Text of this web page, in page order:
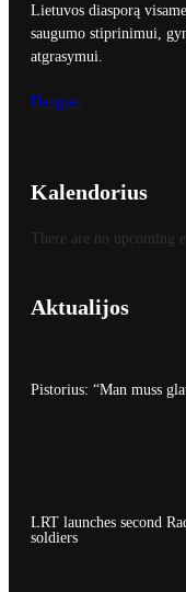
Lietuvos diasporą
saugumo stiprinimui,
atgrasymui.
Daugiau
Kalendorius
There are no upcoming
Aktualijos
Pistorius: “Man muss
LRT launches second
soldiers